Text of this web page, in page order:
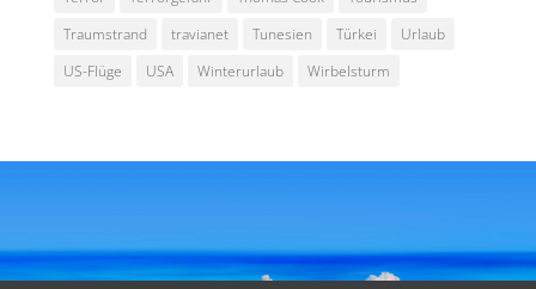
Traumstrand
travianet Tunesien Türkei
Urlaub
US-Flüge
USA Winterurlaub Wirbelsturm